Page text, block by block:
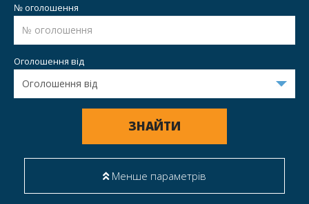
№ оголошення
Оголошення від
ЗНАЙТИ
Менше параметрів